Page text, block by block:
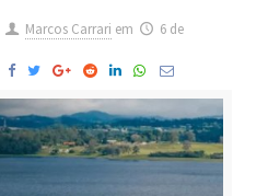
Marcos Carrari em
6 de